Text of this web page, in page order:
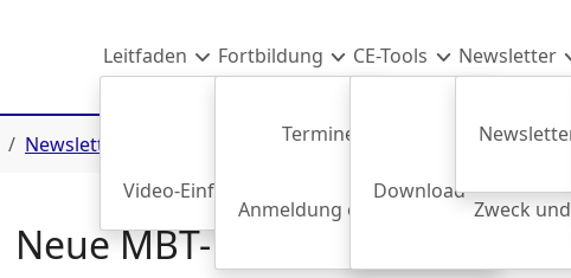
Leitfaden
Video-Einführung
AEU-Vertrag
Fortbildung
Termine & Anmeldung
Anmeldung einer Mitarbeiter*in
CE-Tools
Download
Zweck
Newsletter
Newsletter 2025-09-08
Neue MBT-RAT Version 3